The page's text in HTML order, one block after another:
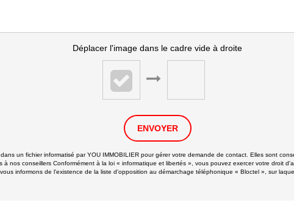
Déplacer l'image dans le cadre vide à droite
ENVOYER
un fichier informatisé par YOU IMMOBILIER pour gérer votre demande de contact. Elles sont
nos conseillers Conformément à la loi « informatique et libertés », vous pouvez exercer votre droit
informons de l'existence de la liste d'opposition au démarchage téléphonique « Bloctel », sur